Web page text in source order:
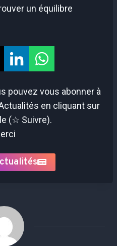
un équilibre
pouvez vous abonner à
en cliquant sur
(☆ Suivre).